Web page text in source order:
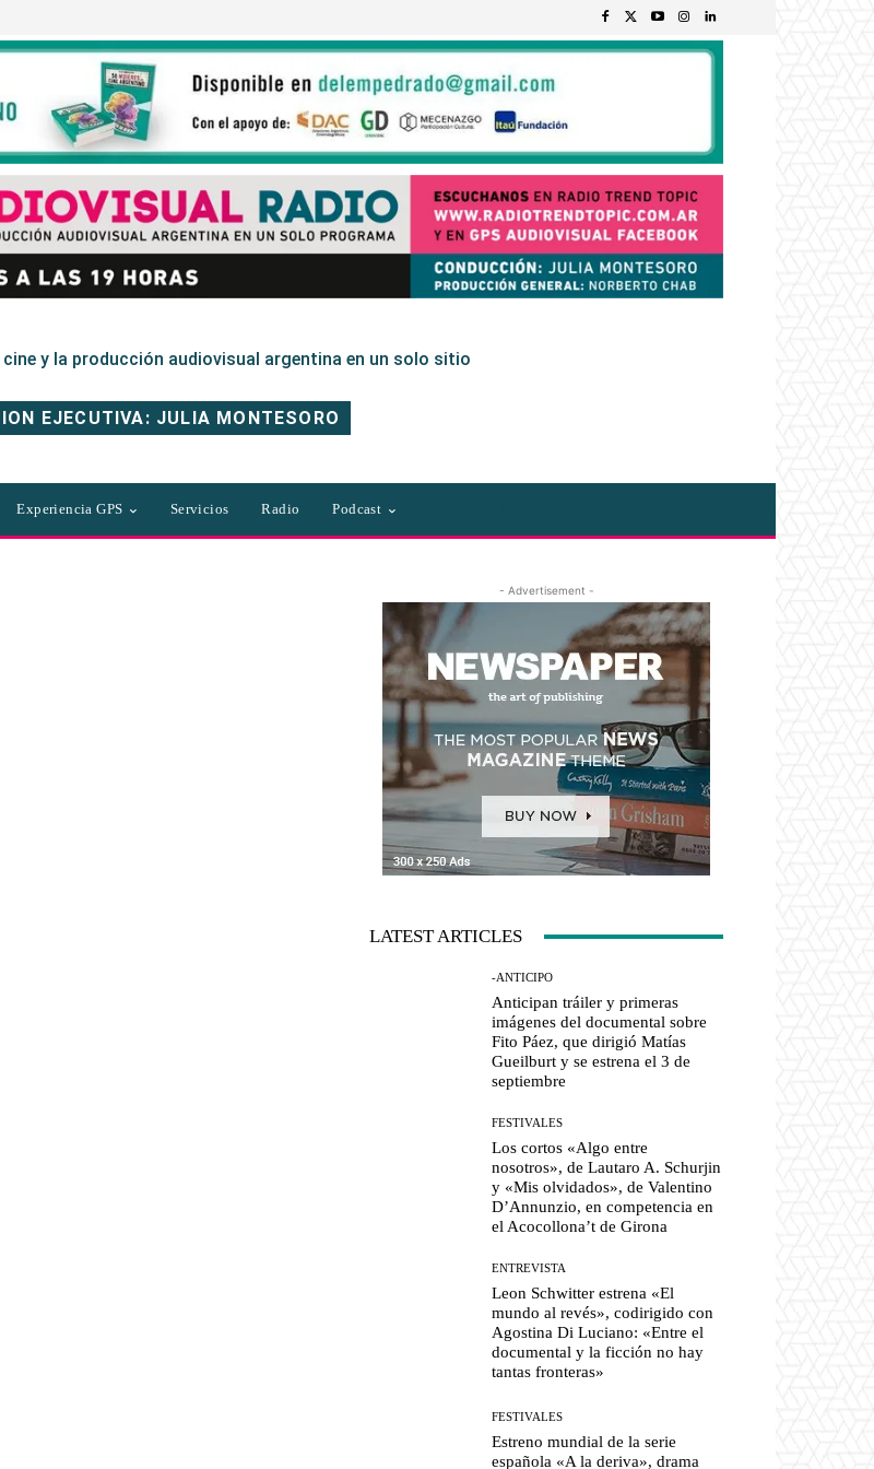
cine y la producción audiovisual argentina en un solo sitio
EJECUTIVA: JULIA MONTESORO
Experiencia GPS Servicios Radio Podcast
- Advertisement -
LATEST ARTICLES
-ANTICIPO
Anticipan tráiler y primeras
imágenes del documental sobre
Fito Páez, que dirigió Matías
Gueilburt y se estrena el 3 de
septiembre
FESTIVALES
Los cortos «Algo entre
nosotros», de Lautaro A. Schurjin
y «Mis olvidados», de Valentino
D’Annunzio, en competencia en
el Acocollona’t de Girona
ENTREVISTA
Leon Schwitter estrena «El
mundo al revés», codirigido con
Agostina Di Luciano: «Entre el
documental y la ficción no hay
tantas fronteras»
FESTIVALES
Estreno mundial de la serie
española «A la deriva», drama